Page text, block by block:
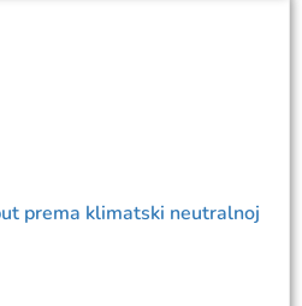
prema klimatski neutralnoj